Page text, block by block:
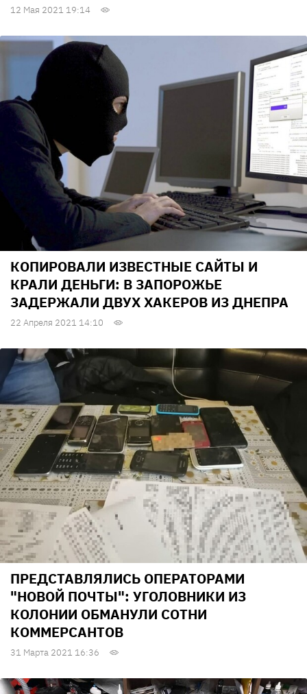
12 Мая 2021 19:14
КОПИРОВАЛИ ИЗВЕСТНЫЕ САЙТЫ И
КРАЛИ ДЕНЬГИ: В ЗАПОРОЖЬЕ
ЗАДЕРЖАЛИ ДВУХ ХАКЕРОВ ИЗ ДНЕПРА
22 Апреля 2021 14:10
ПРЕДСТАВЛЯЛИСЬ ОПЕРАТОРАМИ
"НОВОЙ ПОЧТЫ": УГОЛОВНИКИ ИЗ
КОЛОНИИ ОБМАНУЛИ СОТНИ
КОММЕРСАНТОВ
31 Марта 2021 16:36